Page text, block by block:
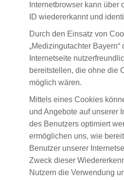
Internetbrowser kann
ID wiedererkannt und
Durch den Einsatz von
„Medizingutachter
Internetseite
bereitstellen, die ohne die
möglich wären.
Mittels eines Cookies
und Angebote auf unserer
des Benutzers optimiert
ermöglichen uns, wie
Benutzer unserer
Zweck dieser
Nutzern die Verwendung